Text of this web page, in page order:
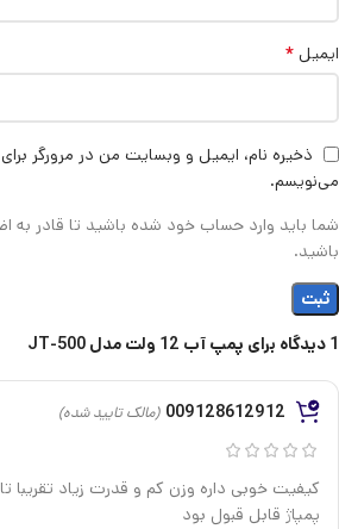
1 دیدگاه برای پمپ آب 12 ولت مدل JT-500
(مالک تایید شده)
پمپاژ قابل قبول بود
ایمیل *
ذخیره نام، ایمیل و وبسایت من در مرورگر
می‌نویسم.
شما باید وارد حساب خود شده باشید تا قادر به
باشید.